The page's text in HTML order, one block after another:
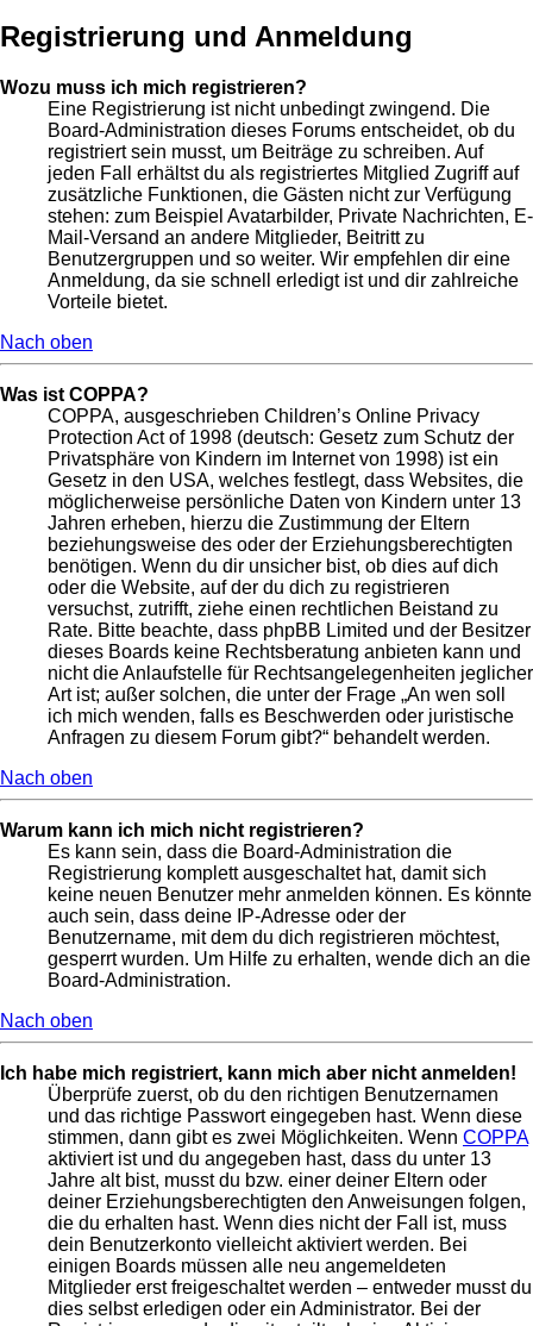
Registrierung und Anmeldung
Wozu muss ich mich registrieren?
Eine Registrierung ist nicht unbedingt zwingend. Die
Board-Administration dieses Forums entscheidet, ob du
registriert sein musst, um Beiträge zu schreiben. Auf
jeden Fall erhältst du als registriertes Mitglied Zugriff auf
zusätzliche Funktionen, die Gästen nicht zur Verfügung
stehen: zum Beispiel Avatarbilder, Private Nachrichten, E-
Mail-Versand an andere Mitglieder, Beitritt zu
Benutzergruppen und so weiter. Wir empfehlen dir eine
Anmeldung, da sie schnell erledigt ist und dir zahlreiche
Vorteile bietet.
Nach oben
Was ist COPPA?
COPPA, ausgeschrieben Children’s Online Privacy
Protection Act of 1998 (deutsch: Gesetz zum Schutz der
Privatsphäre von Kindern im Internet von 1998) ist ein
Gesetz in den USA, welches festlegt, dass Websites, die
möglicherweise persönliche Daten von Kindern unter 13
Jahren erheben, hierzu die Zustimmung der Eltern
beziehungsweise des oder der Erziehungsberechtigten
benötigen. Wenn du dir unsicher bist, ob dies auf dich
oder die Website, auf der du dich zu registrieren
versuchst, zutrifft, ziehe einen rechtlichen Beistand zu
Rate. Bitte beachte, dass phpBB Limited und der Besitzer
dieses Boards keine Rechtsberatung anbieten kann und
nicht die Anlaufstelle für Rechtsangelegenheiten jeglicher
Art ist; außer solchen, die unter der Frage „An wen soll
ich mich wenden, falls es Beschwerden oder juristische
Anfragen zu diesem Forum gibt?“ behandelt werden.
Nach oben
Warum kann ich mich nicht registrieren?
Es kann sein, dass die Board-Administration die
Registrierung komplett ausgeschaltet hat, damit sich
keine neuen Benutzer mehr anmelden können. Es könnte
auch sein, dass deine IP-Adresse oder der
Benutzername, mit dem du dich registrieren möchtest,
gesperrt wurden. Um Hilfe zu erhalten, wende dich an die
Board-Administration.
Nach oben
Ich habe mich registriert, kann mich aber nicht anmelden!
Überprüfe zuerst, ob du den richtigen Benutzernamen
und das richtige Passwort eingegeben hast. Wenn diese
stimmen, dann gibt es zwei Möglichkeiten. Wenn COPPA
aktiviert ist und du angegeben hast, dass du unter 13
Jahre alt bist, musst du bzw. einer deiner Eltern oder
deiner Erziehungsberechtigten den Anweisungen folgen,
die du erhalten hast. Wenn dies nicht der Fall ist, muss
dein Benutzerkonto vielleicht aktiviert werden. Bei
einigen Boards müssen alle neu angemeldeten
Mitglieder erst freigeschaltet werden – entweder musst du
dies selbst erledigen oder ein Administrator. Bei der